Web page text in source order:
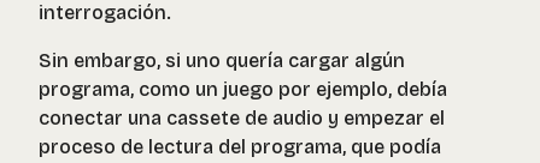
interrogación.
Sin embargo, si uno quería cargar algún
programa, como un juego por ejemplo, debía
conectar una cassete de audio y empezar el
proceso de lectura del programa, que podía